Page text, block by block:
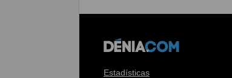
Estadísticas